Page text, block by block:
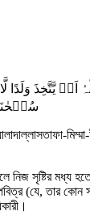
اَنۡ یَّتَّخِذَ
সৃষ্টির মধ্য হতে
(যে, তার কোন